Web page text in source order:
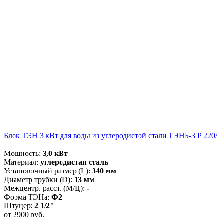
Блок ТЭН 3 кВт для воды из углеродистой стали ТЭНБ-3 Р
Мощность: 3,0 кВт
Материал: углеродистая сталь
Установочный размер (L): 340 мм
Диаметр трубки (D): 13 мм
Межцентр. расст. (М/Ц): -
Форма ТЭНа: Ф2
Штуцер: 2 1/2"
от 2900 руб.